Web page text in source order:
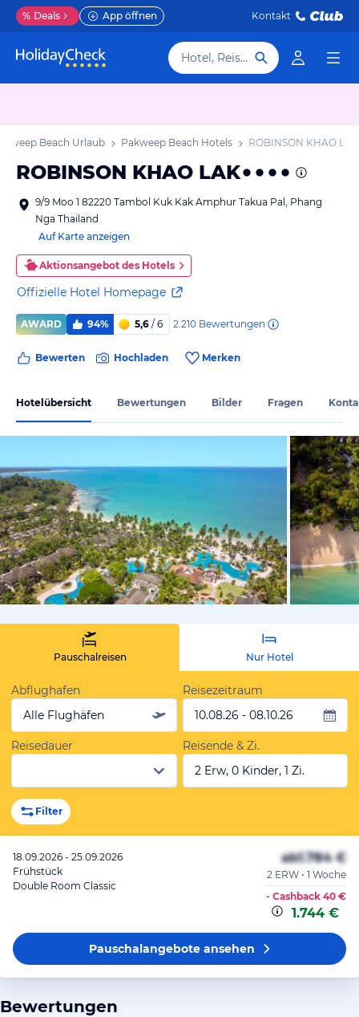
% Deals App öffnen Kontakt
Hotel, Reiseziel
Beach Urlaub Pakweep Beach Hotels ROBINSON KHAO LAK
ROBINSON KHAO LAK
9/9 Moo 1 82220 Tambol Kuk Kak Amphur Takua Pal, Phang
Nga Thailand
Auf Karte anzeigen
Aktionsangebot des Hotels
Offizielle Hotel Homepage
AWARD 94% 5,6 / 6 2.210 Bewertungen
Bewerten Hochladen Merken
Hotelübersicht Bewertungen Bilder Fragen
vom
Pauschalreisen Nur Hotel
Abflughafen
Alle Flughäfen
Reisezeitraum
10.08.26 - 08.10.26
Reisedauer
Reisende & Zi.
2 Erw, 0 Kinder, 1 Zi.
Filter
18.09.2026 - 25.09.2026
Frühstück
Double Room Classic
ab1.784 €
2 ERW • 1 Woche
- Cashback 40 €
1.744 €
Pauschalangeboteansehen
Bewertungen